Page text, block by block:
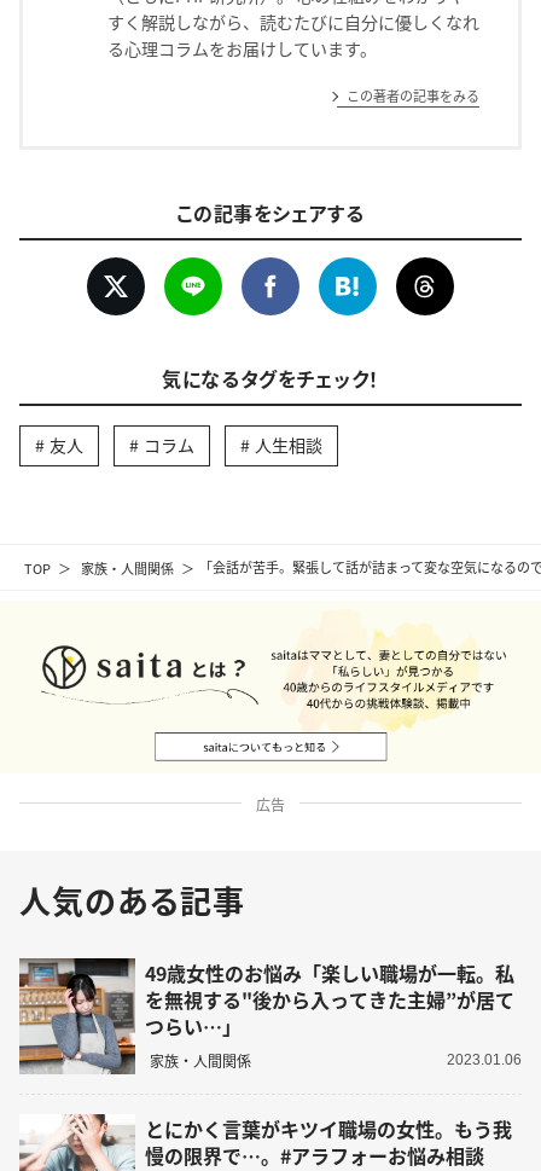
TOP 家族・人間関係 「会話が苦手。緊張して話が詰まって変な空気になる
すく解説しながら、読むたびに自分に優しくなれ
る心理コラムをお届けしています。
この著者の記事をみる
この記事をシェアする
気になるタグをチェック！
友人 コラム 人生相談
広告
人気のある記事
49歳女性のお悩み「楽しい職場が一転。私
を無視する"後から入ってきた主婦”が居て
つらい…」
家族・人間関係 2023.01.06
とにかく言葉がキツイ職場の女性。もう我
慢の限界で…。#アラフォーお悩み相談